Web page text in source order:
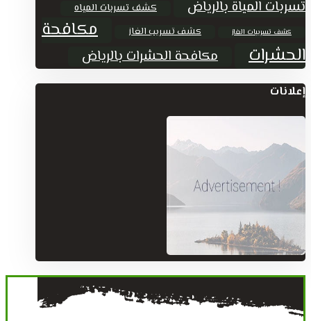
تسربات المياة بالرياض
كشف تسربات المياه
كشف تسريبات الغاز كشف تسريب الغاز
مكافحة
الحشرات
مكافحة الحشرات بالرياض
إعلانات